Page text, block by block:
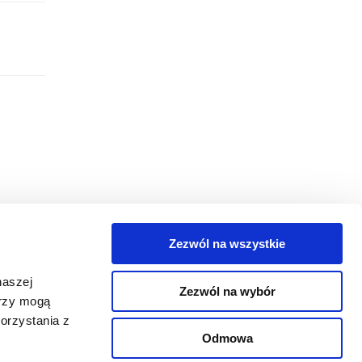
mogą
z
Zezwól na wszystkie
Zezwól na wybór
Odmowa
się